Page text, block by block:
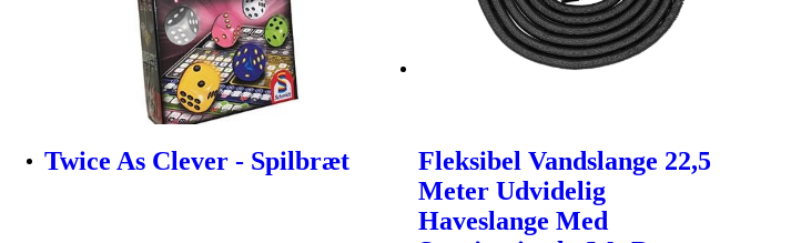
Twice As Clever - Spilbræt
Fleksibel Vandslange 22,5
Meter Udvidelig
Haveslange Med